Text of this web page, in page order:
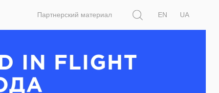
Партнерский материал
EN
UA